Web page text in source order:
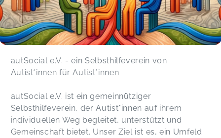
Unterstützend und inspirierend
Fokusgruppe - Autistisches Denken
Michaela, Apr 05
Peer-Workshop - Selbstakzeptanz
Heike,Jan 12
Vielen Dank für den wertvollen Austausch.
Peer-Workshop - Selbstakzeptanz
Claudia,Jan 11
autSocial e.V. - ein Selbsthilfeverein von
Autist*innen für Autist*innen
autSocial e.V. ist ein gemeinnütziger
Selbsthilfeverein, der Autist*innen auf ihrem
individuellen Weg begleitet, unterstützt und
Gemeinschaft bietet. Unser Ziel ist es, ein Umfeld